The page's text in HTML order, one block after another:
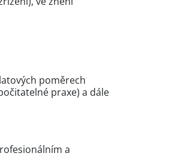
poměrech
praxe) a dále
a